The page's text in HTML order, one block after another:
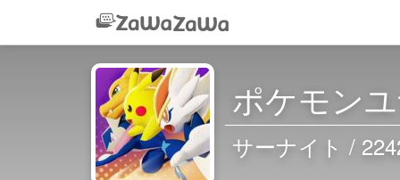
ポケモン
サーナイト /